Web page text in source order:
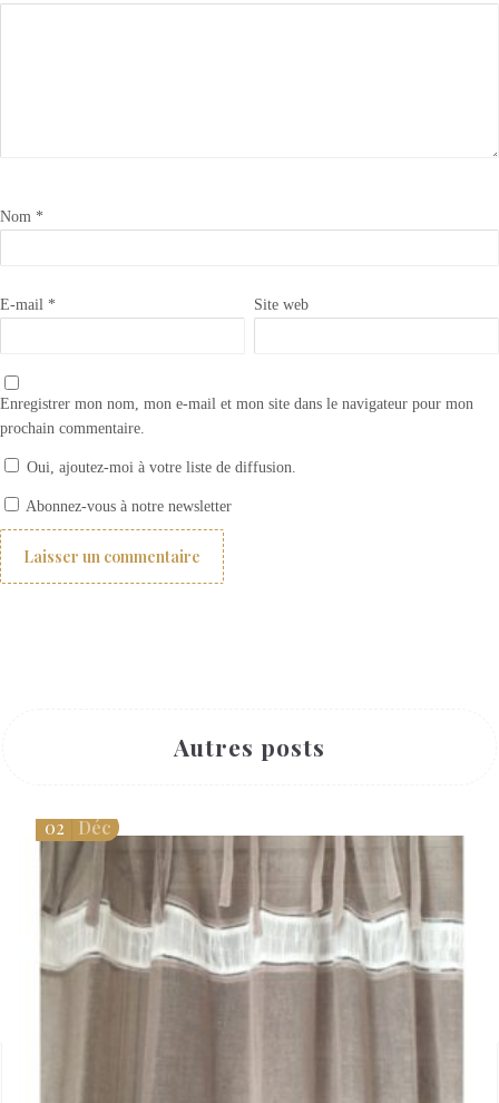
Nom *
E-mail * Site web
Enregistrer mon nom, mon e-mail et mon site dans le navigateur pour mon
prochain commentaire.
Oui, ajoutez-moi à votre liste de diffusion.
Abonnez-vous à notre newsletter
Autres posts
02 Déc